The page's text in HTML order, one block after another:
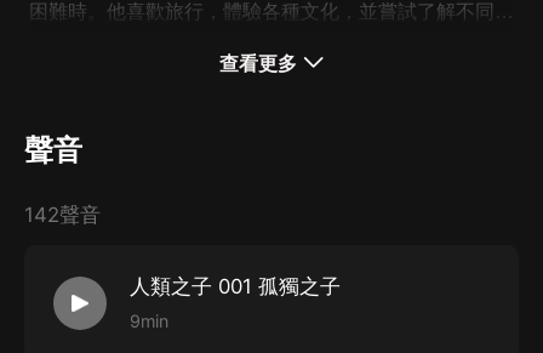
困難時。他喜歡旅行，體驗各種文化，並嘗試了解不同國
探索，但也會為自己的夢想和目標而奮鬥。
查看更多
聲音
142聲音
人類之子 001 孤獨之子
9min